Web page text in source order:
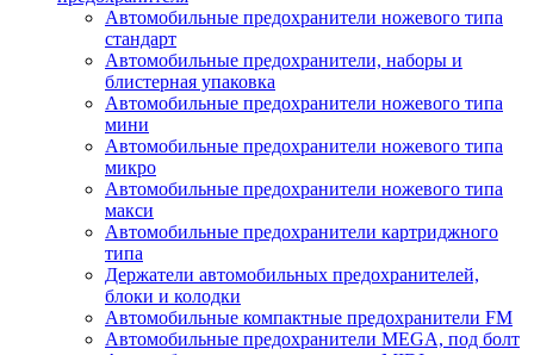
Автомобильные предохранители ножевого типа
стандарт
Автомобильные предохранители, наборы и
блистерная упаковка
Автомобильные предохранители ножевого типа
мини
Автомобильные предохранители ножевого типа
микро
Автомобильные предохранители ножевого типа
макси
Автомобильные предохранители картриджного
типа
Держатели автомобильных предохранителей,
блоки и колодки
Автомобильные компактные предохранители FM
Автомобильные предохранители MEGA, под болт